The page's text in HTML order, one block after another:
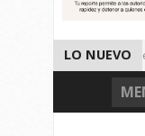
LO NUEVO
Universitario
Implementa SAMA